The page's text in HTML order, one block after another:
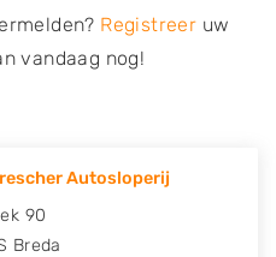
Registreer uw
vandaag nog!
Autosloperij
90
Breda